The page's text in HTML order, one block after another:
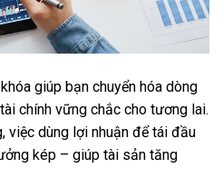
giúp bạn chuyển hóa dòng
chính vững chắc cho tương lai.
việc dùng lợi nhuận để tái đầu
kép – giúp tài sản tăng